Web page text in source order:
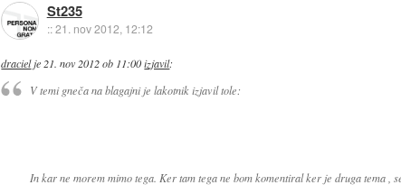
St235
::21. nov 2012, 12:12
dracielje 21. nov 2012 ob 11:00 izjavil:
V temi gneča na blagajni je lakotnik izjavil tole:
In kar ne morem mimo tega. Ker tam tega ne bom komentiral ker je druga tema ,